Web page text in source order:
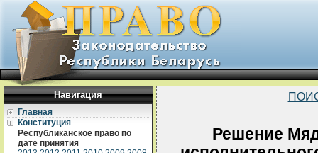
Навигация
Главная
Конституция
Республиканское право по
дате принятия
Решение